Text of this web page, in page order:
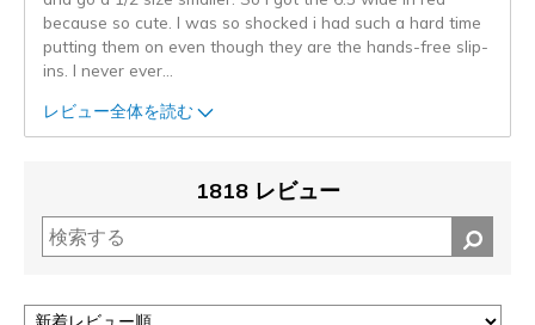
because so cute. I was so shocked i had such a hard time
putting them on even though they are the hands-free slip-
ins. I never ever
レビュー全体を読む
1818 レビュー